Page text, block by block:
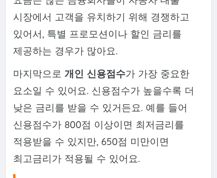
시장에서 고객을 유치하기 위해 경쟁하고
있어서, 특별 프로모션이나 할인 금리를
제공하는 경우가 많아요.
마지막으로개인 신용점수가 가장 중요한
요소일 수 있어요. 신용점수가 높을수록 더
낮은 금리를 받을 수 있거든요. 예를 들어
신용점수가 800점 이상이면 최저금리를
적용받을 수 있지만, 650점 미만이면
최고금리가 적용될 수 있어요.